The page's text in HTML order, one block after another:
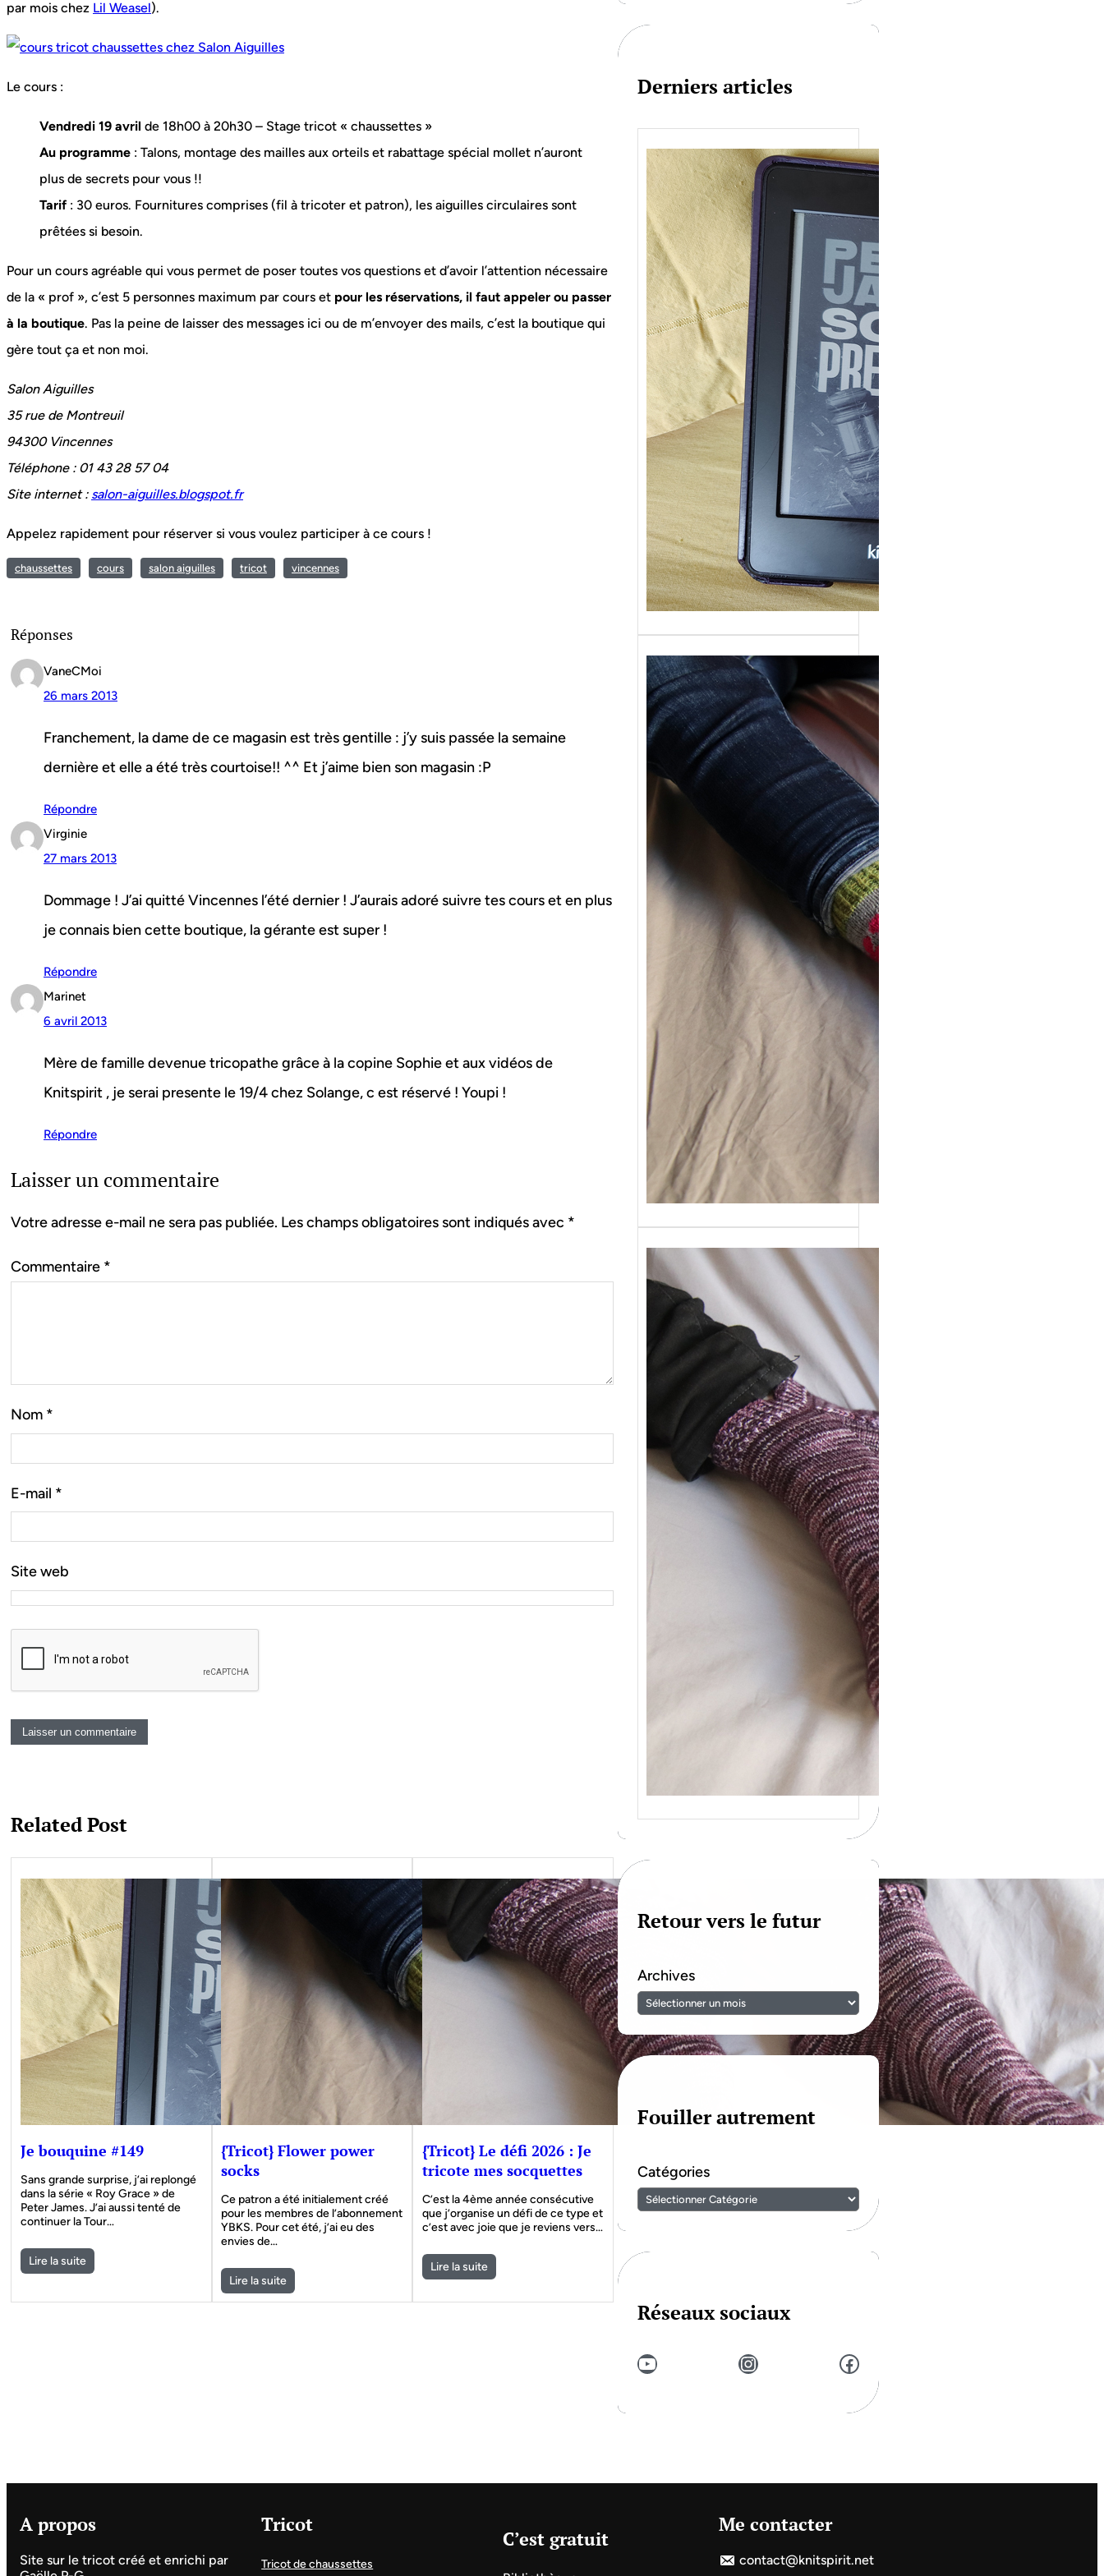
par mois chez Lil Weasel).
Le cours :
Vendredi 19 avril de 18h00 à 20h30 – Stage tricot « chaussettes »
Au programme : Talons, montage des mailles aux orteils et rabattage spécial mollet n’auront
plus de secrets pour vous !!
Tarif: 30 euros. Fournitures comprises (fil à tricoter et patron), les aiguilles circulaires sont
prêtées si besoin.
Pour un cours agréable qui vous permet de poser toutes vos questions et d’avoir l’attention nécessaire
de la « prof », c’est 5 personnes maximum par cours et pour les réservations, il faut appeler ou passer
à la boutique. Pas la peine de laisser des messages ici ou de m’envoyer des mails, c’est la boutique qui
gère tout ça et non moi.
Salon Aiguilles
35 rue de Montreuil
94300 Vincennes
Téléphone : 01 43 28 57 04
Site internet : salon-aiguilles.blogspot.fr
Appelez rapidement pour réserver si vous voulez participer à ce cours !
chaussettes cours salon aiguilles tricot vincennes
Réponses
VaneCMoi
26 mars 2013
Franchement, la dame de ce magasin est très gentille : j’y suis passée la semaine
dernière et elle a été très courtoise!! ^^ Et j’aime bien son magasin :P
Répondre
Virginie
27 mars 2013
Dommage ! J’ai quitté Vincennes l’été dernier ! J’aurais adoré suivre tes cours et en plus
je connais bien cette boutique, la gérante est super !
Répondre
Marinet
6 avril 2013
Mère de famille devenue tricopathe grâce à la copine Sophie et aux vidéos de
Knitspirit , je serai presente le 19/4 chez Solange, c est réservé ! Youpi !
Répondre
Laisser un commentaire
Votre adresse e-mail ne sera pas publiée. Les champs obligatoires sont indiqués avec *
Commentaire *
Nom *
E-mail *
Site web
Related Post
Je bouquine #149
Sans grande surprise, j’ai replongé
dans la série « Roy Grace » de
Peter James. J’ai aussi tenté de
continuer la Tour…
Lire la suite
{Tricot} Flower power
socks
Ce patron a été initialement créé
pour les membres de l’abonnement
YBKS. Pour cet été, j’ai eu des
envies de…
Lire la suite
{Tricot} Le défi 2026 : Je
tricote mes socquettes
C’est la 4ème année consécutive
que j’organise un défi de ce type et
c’est avec joie que je reviens vers…
Lire la suite
h
Derniers articles
Je bouquine #149
Sans grande surprise, j’ai
replongé dans la série
« Roy Grace »…
{Tricot} Flower
power socks
Ce patron a été
initialement créé pour les
membres de…
{Tricot} Le défi 2026 :
Je tricote mes
socquettes
C’est la 4ème année
consécutive que
j’organise un défi de…
Retour vers le futur
Archives
Fouiller autrement
Catégories
Réseaux sociaux
YouTube Instagram Facebook
A propos
Site sur le tricot créé et enrichi par
Tricot
Tricot de chaussettes
C’est gratuit
Me contacter
contact@knitspirit.net